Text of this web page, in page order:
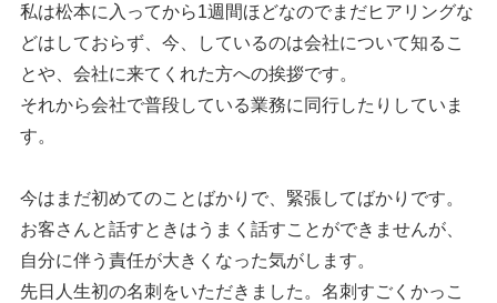
私は松本に入ってから1週間ほどなのでまだヒアリングな
どはしておらず、今、しているのは会社について知るこ
とや、会社に来てくれた方への挨拶です。
それから会社で普段している業務に同行したりしていま
す。
今はまだ初めてのことばかりで、緊張してばかりです。
お客さんと話すときはうまく話すことができませんが、
自分に伴う責任が大きくなった気がします。
先日人生初の名刺をいただきました。名刺すごくかっこ